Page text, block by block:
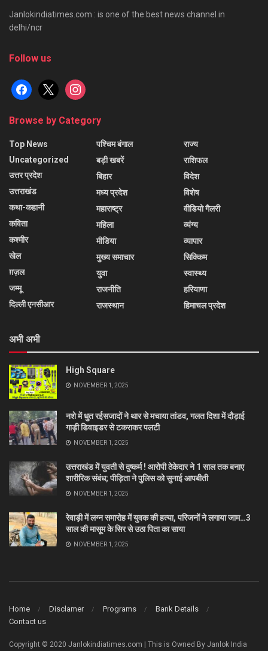
Janlokindiatimes.com : is one of the best news channel in
delhi/ncr
Follow us
facebook
x instagram
Browse by Category
Top News
Uncategorized
उत्तर प्रदेश
उत्तराखंड
कथा-कहानी
कविता
कश्मीर
खेल
ग़ज़ल
जम्मू
दिल्ली एनसीआर
पश्चिम बंगाल
बड़ी खबरें
बिहार
मध्य प्रदेश
महाराष्ट्र
महिला
मीडिया
मुख्य समाचार
युवा
राजनीति
राजस्थान
राज्य
राशिफल
विदेश
विशेष
वीडियो गैलरी
व्यंग्य
व्यापार
सिक्किम
स्वास्थ्य
हरियाणा
हिमाचल प्रदेश
अभी अभी
High Square
NOVEMBER 1, 2025
नशे में धुत रईसजादों ने थार से मचाया तांडव, गलत दिशा में दौड़ाई
गाड़ी डिवाइडर से टकराकर पलटी
NOVEMBER 1, 2025
उत्तराखंड में युवती से दुष्कर्म ! आरोपी ठेकेदार ने 1 साल तक बनाए
शारीरिक संबंध; पीड़िता ने पुलिस को सुनाई आपबीती
NOVEMBER 1, 2025
रेवाड़ी में लग्न समारोह में युवक की हत्या, परिजनों ने लगाया जाम…3
साल की मासूम के सिर से उठा पिता का साया
NOVEMBER 1, 2025
Home Disclamer Programs
Bank Details
Contact us
Copyright © 2020 Janlokindiatimes.com | This is Owned By Janlok India